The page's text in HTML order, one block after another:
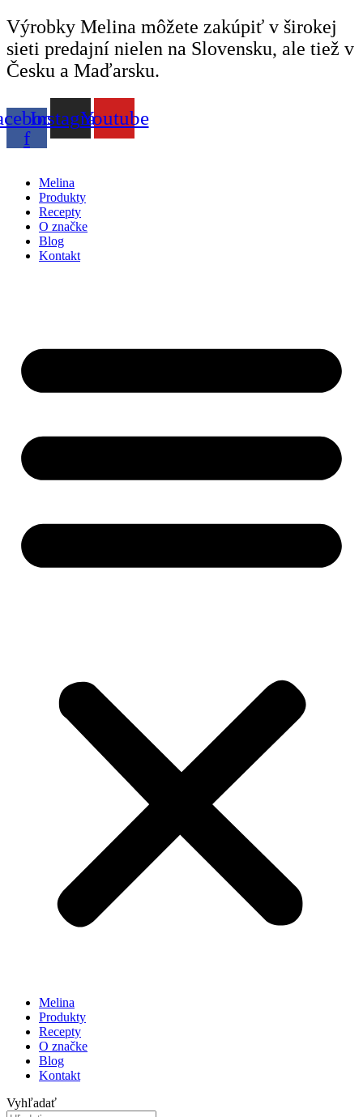
Preskočiť
na
obsah
Výrobky Melina môžete zakúpiť v širokej
sieti predajní nielen na Slovensku, ale tiež v
Česku a Maďarsku.
f
InstagramYoutube
Melina
Produkty
Recepty
O značke
Blog
Kontakt
Melina
Produkty
Recepty
O značke
Blog
Kontakt
Vyhľadať